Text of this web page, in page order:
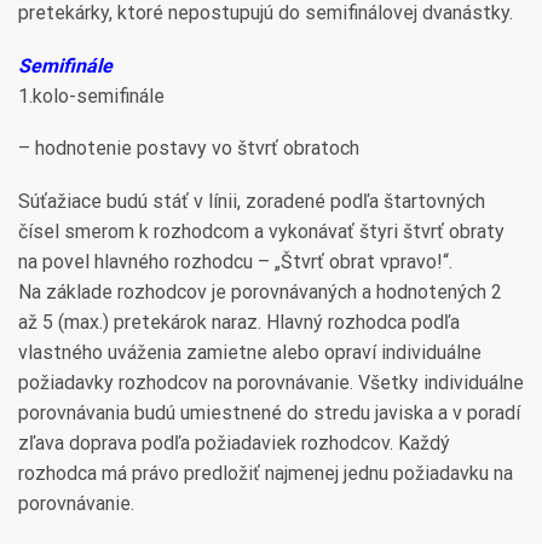
pretekárky, ktoré nepostupujú do semifinálovej dvanástky.
Semifinále
1.kolo-semifinále
– hodnotenie postavy vo štvrť obratoch
Súťažiace budú stáť v línii, zoradené podľa štartovných
čísel smerom k rozhodcom a vykonávať štyri štvrť obraty
na povel hlavného rozhodcu – „Štvrť obrat vpravo!“.
Na základe rozhodcov je porovnávaných a hodnotených 2
až 5 (max.) pretekárok naraz. Hlavný rozhodca podľa
vlastného uváženia zamietne alebo opraví individuálne
požiadavky rozhodcov na porovnávanie. Všetky individuálne
porovnávania budú umiestnené do stredu javiska a v poradí
zľava doprava podľa požiadaviek rozhodcov. Každý
rozhodca má právo predložiť najmenej jednu požiadavku na
porovnávanie.